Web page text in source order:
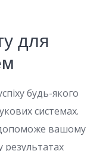
для
будь-якого
системах.
допоможе вашому
результатах